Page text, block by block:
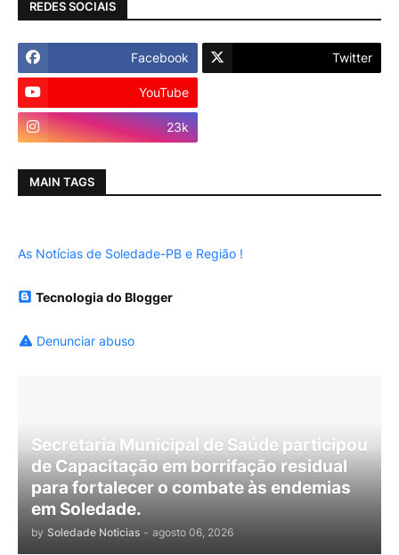
REDES SOCIAIS
Facebook Twitter
YouTube
23k
MAIN TAGS
As Notícias de Soledade-PB e Região !
Tecnologia do Blogger
Denunciar abuso
Secretaria Municipal de Saúde participou
de Capacitação em borrifação residual
para fortalecer o combate às endemias
em Soledade.
by Soledade Noticias - agosto 06, 2026